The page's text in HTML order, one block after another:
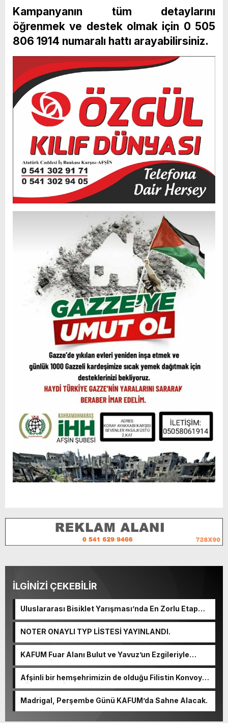
Kampanyanın tüm detaylarını
öğrenmek ve destek olmak için 0 505
806 1914 numaralı hattı arayabilirsiniz.
İLGİNİZİ ÇEKEBİLİR
Uluslararası Bisiklet Yarışması’nda En Zorlu Etap
NOTER ONAYLI TYP LİSTESİ YAYINLANDI.
KAFUM Fuar Alanı Bulut ve Yavuz’un Ezgileriyle
Şenlendi.
Afşinli bir hemşehrimizin de olduğu Filistin Konvoyu,
güçlenerek ilerliyor.
Madrigal, Perşembe Günü KAFUM’da Sahne Alacak.